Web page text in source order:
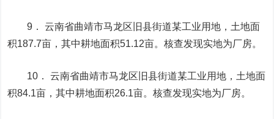
9． 云南省曲靖市马龙区旧县街道某工业用地，土地面
积187.7亩，其中耕地面积51.12亩。核查发现实地为厂房。
10． 云南省曲靖市马龙区旧县街道某工业用地，土地面
积84.1亩，其中耕地面积26.1亩。核查发现实地为厂房。